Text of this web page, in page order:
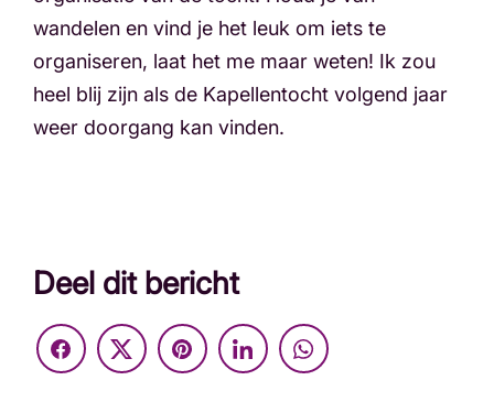
wandelen en vind je het leuk om iets te
organiseren, laat het me maar weten! Ik zou
heel blij zijn als de Kapellentocht volgend jaar
weer doorgang kan vinden.
Deel dit bericht